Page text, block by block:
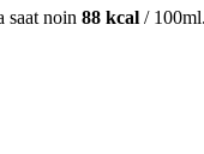
saat noin 88 kcal / 100ml.